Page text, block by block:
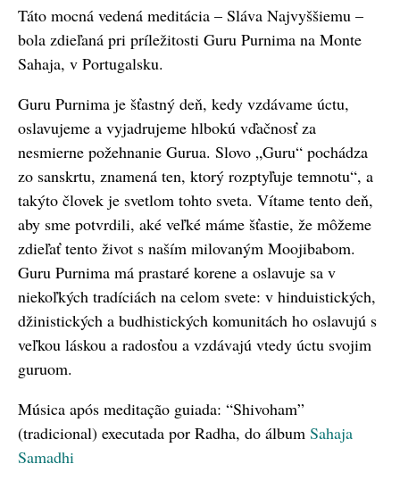
Táto mocná vedená meditácia – Sláva Najvyššiemu –
bola zdieľaná pri príležitosti Guru Purnima na Monte
Sahaja, v Portugalsku.
Guru Purnima je šťastný deň, kedy vzdávame úctu,
oslavujeme a vyjadrujeme hlbokú vďačnosť za
nesmierne požehnanie Gurua. Slovo „Guru“ pochádza
zo sanskrtu, znamená ten, ktorý rozptyľuje temnotu“, a
takýto človek je svetlom tohto sveta. Vítame tento deň,
aby sme potvrdili, aké veľké máme šťastie, že môžeme
zdieľať tento život s naším milovaným Moojibabom.
Guru Purnima má prastaré korene a oslavuje sa v
niekoľkých tradíciách na celom svete: v hinduistických,
džinistických a budhistických komunitách ho oslavujú s
veľkou láskou a radosťou a vzdávajú vtedy úctu svojim
guruom.
Música após meditação guiada: “Shivoham”
(tradicional) executada por Radha, do álbum Sahaja
Samadhi